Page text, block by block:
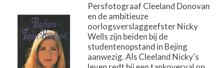
Persfotograaf Cleeland Donovan
en de ambitieuze
oorlogsverslaggeefster Nicky
Wells zijn beiden bij de
studentenopstand in Bejing
aanwezig. Als Cleeland Nicky's